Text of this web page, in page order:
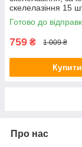
скелелазіння 15
25396
Готово до
759 ₴ 1 009 ₴
Купити
Про нас